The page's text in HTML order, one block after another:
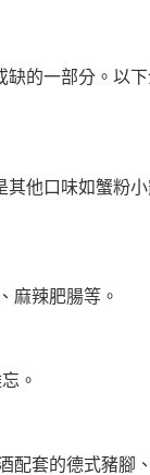
的一部分。以
他口味如蟹粉
麻辣肥腸等。
。
配套的德式豬腳